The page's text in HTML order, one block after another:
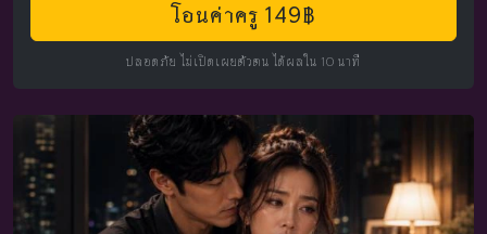
โอนค่าครู 149฿
ปลอดภัย ไม่เปิดเผยตัวตน ได้ผลใน 10 นาที